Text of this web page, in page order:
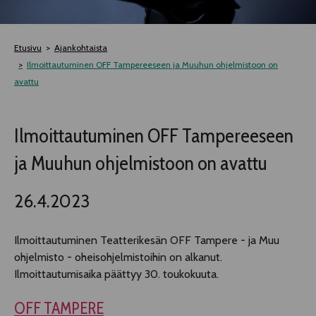
TELTTALAB
OFF TAMPERE
MUU OHJELMISTO
Etusivu
Ajankohtaista
Ilmoittautuminen OFF Tampereeseen ja Muuhun ohjelmistoon on
avattu
Ilmoittautuminen OFF Tampereeseen
ja Muuhun ohjelmistoon on avattu
26.4.2023
Ilmoittautuminen Teatterikesän OFF Tampere - ja Muu
ohjelmisto - oheisohjelmistoihin on alkanut.
Ilmoittautumisaika päättyy 30. toukokuuta.
OFF TAMPERE